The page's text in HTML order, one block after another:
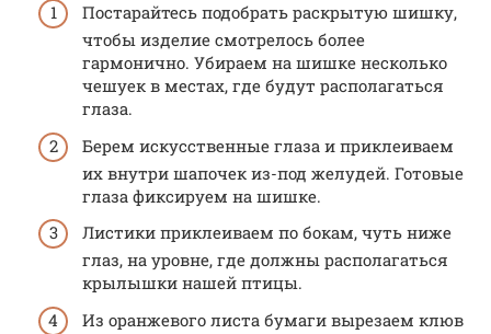
Постарайтесь подобрать раскрытую шишку,
чтобы изделие смотрелось более
гармонично. Убираем на шишке несколько
чешуек в местах, где будут располагаться
глаза.
Берем искусственные глаза и приклеиваем
их внутри шапочек из-под желудей. Готовые
глаза фиксируем на шишке.
Листики приклеиваем по бокам, чуть ниже
глаз, на уровне, где должны располагаться
крылышки нашей птицы.
Из оранжевого листа бумаги вырезаем клюв